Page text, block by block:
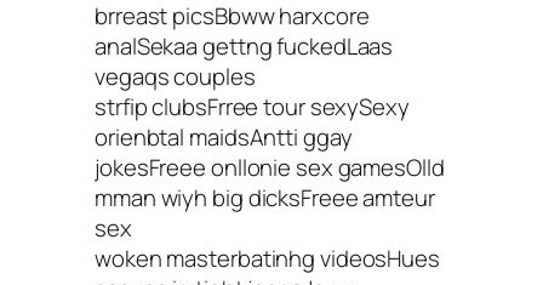
brreast picsBbww harxcore
analSekaa gettng fuckedLaas
vegaqs couples
strfip clubsFrree tour sexySexy
orienbtal maidsAntti ggay
jokesFreee onllonie sex gamesOlld
mman wiyh big dicksFreee amteur
sex
woken masterbatinhg videosHues